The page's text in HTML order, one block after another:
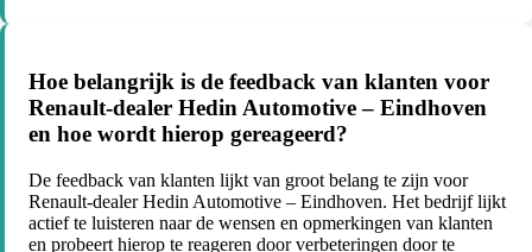
Hoe belangrijk is de feedback van klanten voor
Renault-dealer Hedin Automotive – Eindhoven
en hoe wordt hierop gereageerd?
De feedback van klanten lijkt van groot belang te zijn voor
Renault-dealer Hedin Automotive – Eindhoven. Het bedrijf lijkt
actief te luisteren naar de wensen en opmerkingen van klanten
en probeert hierop te reageren door verbeteringen door te